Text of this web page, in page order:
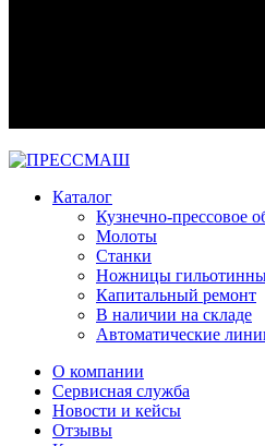
Каталог
Кузнечно-прессовое
Молоты
Станки
Ножницы
Капитальный ремонт
В наличии на складе
Автоматические
О компании
Сервисная служба
Новости и кейсы
Отзывы